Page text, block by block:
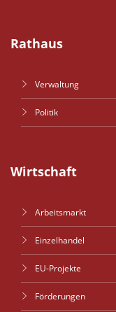
Rathaus
Verwaltung
Politik
Wirtschaft
Arbeitsmarkt
Einzelhandel
EU-Projekte
Förderungen